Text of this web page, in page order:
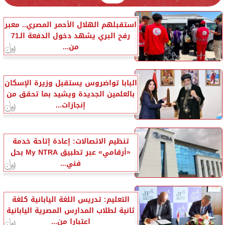
استقبلهم الهلال الأحمر المصري.. معبر
رفح البري يشهد دخول الدفعة الـ71
من...
البابا تواضروس يستقبل وزيرة الإسكان
بالعلمين الجديدة ويشيد بما تحقق من
إنجازات...
تنظيم الاتصالات: إعادة إتاحة خدمة
«أرقامي» عبر تطبيق My NTRA بحل
فني...
التعليم: تدريس اللغة اليابانية كلغة
ثانية لطلاب المدارس المصرية اليابانية
اعتبارا من...